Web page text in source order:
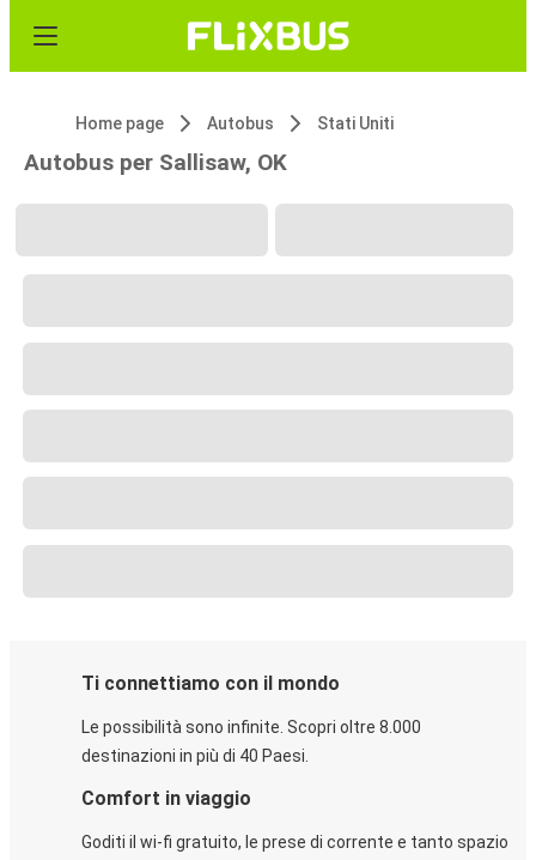
Home page Autobus Stati Uniti
Autobus per Sallisaw, OK
Ti connettiamo con il mondo
Le possibilità sono infinite. Scopri oltre 8.000
destinazioni in più di 40 Paesi.
Comfort in viaggio
Goditi il wi-fi gratuito, le prese di corrente e tanto spazio